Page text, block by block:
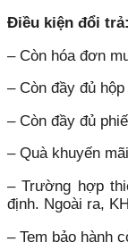
Điều kiện đổi trả:
– Còn hóa đơn
– Còn đầy đủ
– Còn đầy đủ
– Quà khuyến
– Trường hợp
định. Ngoài ra,
– Tem bảo hành